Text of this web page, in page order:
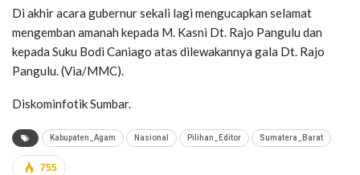
Di akhir acara gubernur sekali lagi mengucapkan selamat
mengemban amanah kepada M. Kasni Dt. Rajo Pangulu dan
kepada Suku Bodi Caniago atas dilewakannya gala Dt. Rajo
Pangulu. (Via/MMC).
Diskominfotik Sumbar.
Kabupaten_Agam Nasional Pilihan_Editor Sumatera_Barat
755